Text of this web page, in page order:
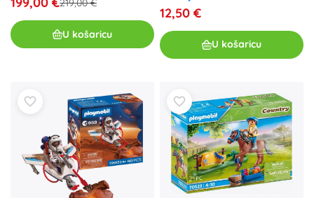
219,00 €
U košaricu
12,50 €
U košaricu